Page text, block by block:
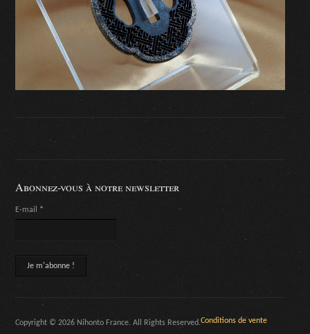
Abonnez-vous à notre newsletter
E-mail *
Copyright © 2026 Nihonto France. All Rights Reserved.Conditions de vente